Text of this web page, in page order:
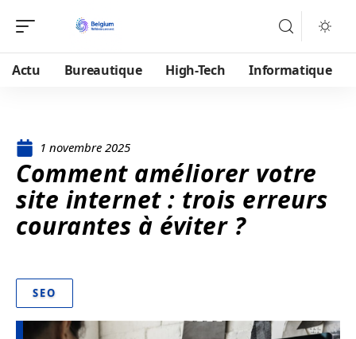
Actu Bureautique High-Tech Informatique
1 novembre 2025
Comment améliorer votre
site internet : trois erreurs
courantes à éviter ?
SEO